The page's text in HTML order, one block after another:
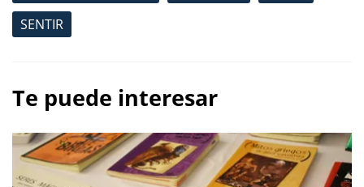
SENTIR
Te puede interesar